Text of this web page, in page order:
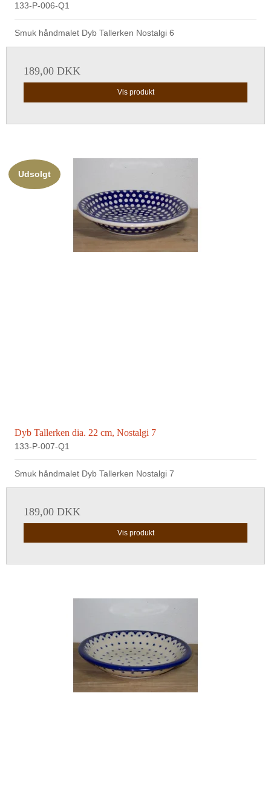
133-P-006-Q1
Smuk håndmalet Dyb Tallerken Nostalgi 6
189,00 DKK
Vis produkt
Udsolgt
Dyb Tallerken dia. 22 cm, Nostalgi 7
133-P-007-Q1
Smuk håndmalet Dyb Tallerken Nostalgi 7
189,00 DKK
Vis produkt